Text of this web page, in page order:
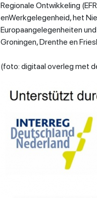
Regionale Ontwikkeling
enWerkgelegenheid, het
Europaangelegenheiten
Groningen, Drenthe en
(foto: digitaal overleg met